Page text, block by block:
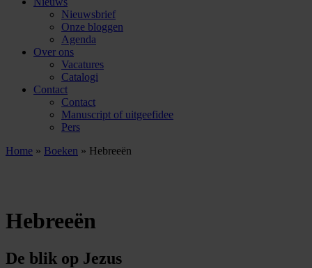
Nieuwsbrief
Onze bloggen
Agenda
Over ons
Vacatures
Catalogi
Contact
Contact
Manuscript of uitgeefidee
Pers
Home » Boeken » Hebreeën
Hebreeën
De blik op Jezus